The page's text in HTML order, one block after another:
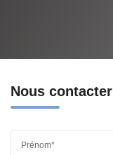
Nous contacter
Prénom*